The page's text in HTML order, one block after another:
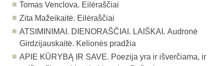
Tomas Venclova. Eilėraščiai
Zita Mažeikaitė. Eilėraščiai
​ATSIMINIMAI. DIENORAŠČIAI. LAIŠKAI.Audronė
Girdzijauskaitė. Kelionės pradžia
APIE KŪRYBĄ IR SAVE. Poezija yra ir išverčiama, ir